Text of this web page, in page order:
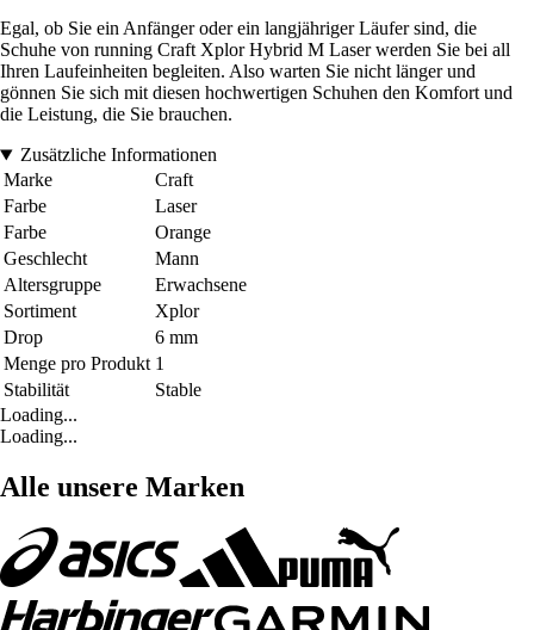
Egal, ob Sie ein Anfänger oder ein langjähriger Läufer sind, die
Schuhe von running Craft Xplor Hybrid M Laser werden Sie bei all
Ihren Laufeinheiten begleiten. Also warten Sie nicht länger und
gönnen Sie sich mit diesen hochwertigen Schuhen den Komfort und
die Leistung, die Sie brauchen.
Zusätzliche Informationen
Marke
Craft
Farbe
Laser
Farbe
Orange
Geschlecht
Mann
Altersgruppe
Erwachsene
Sortiment
Xplor
Drop
6 mm
Menge pro Produkt 1
Stabilität
Stable
Loading...
Loading...
Alle unsere Marken